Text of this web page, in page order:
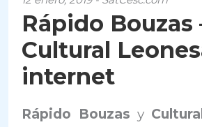
Rápido Bouzas
Cultural
internet
Rápido Bouzas y